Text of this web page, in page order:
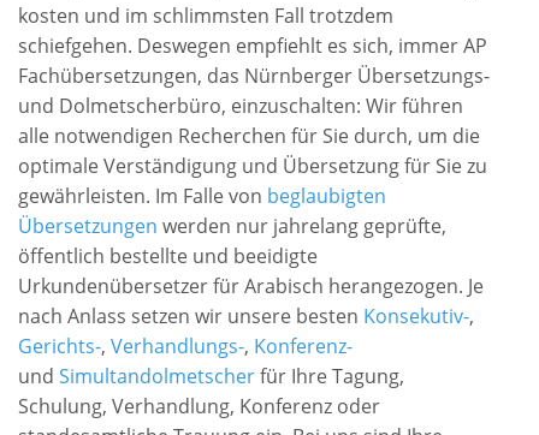
kosten und im schlimmsten Fall trotzdem
schiefgehen. Deswegen empfiehlt es sich, immer AP
Fachübersetzungen, das Nürnberger Übersetzungs-
und Dolmetscherbüro, einzuschalten: Wir führen
alle notwendigen Recherchen für Sie durch, um die
optimale Verständigung und Übersetzung für Sie zu
gewährleisten. Im Falle von beglaubigten
Übersetzungen werden nur jahrelang geprüfte,
öffentlich bestellte und beeidigte
Urkundenübersetzer für Arabisch herangezogen. Je
nach Anlass setzen wir unsere besten Konsekutiv-,
Gerichts-, Verhandlungs-, Konferenz-
und Simultandolmetscherfür Ihre Tagung,
Schulung, Verhandlung, Konferenz oder